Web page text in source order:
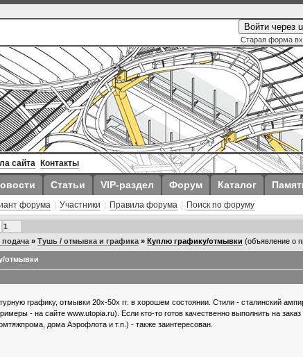
Войти через
Старая форма
сайта Контакты
Статьи VIP-раздел Форум Каталог
форума Участники Правила форума Поиск по форуму
1
подача » Тушь / отмывка и графика » Куплю графику/отмывки (объявление о
отмывки
графику, отмывки 20х-50х гг. в хорошем состоянии. Стили - сталинский
- на сайте www.utopia.ru). Если кто-то готов качественно выполнить на
дома Аэрофлота и т.п.) - также заинтересован.